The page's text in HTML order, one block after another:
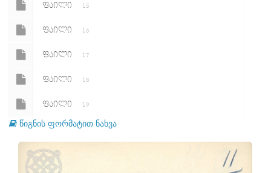
ᲤᲐᲘᲚᲘ 15
ᲤᲐᲘᲚᲘ 16
ᲤᲐᲘᲚᲘ 17
ᲤᲐᲘᲚᲘ 18
ᲤᲐᲘᲚᲘ 19
ᲤᲐᲘᲚᲘ 20
ᲤᲐᲘᲚᲘ
წიგნის ფორმატით ნახვა